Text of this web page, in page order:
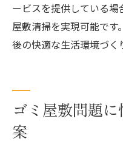
ービスを提供している場
屋敷清掃を実現可能で
後の快適な生活環境づく
ゴミ屋敷問題
案